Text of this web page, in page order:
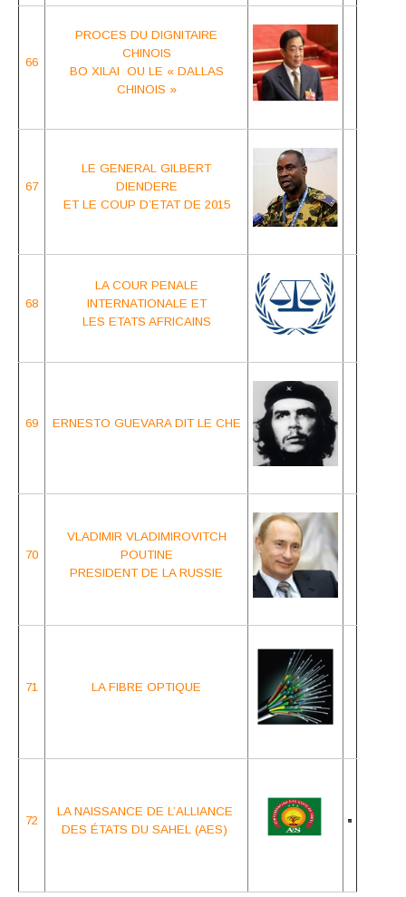
66
PROCES DU DIGNITAIRE
CHINOIS
BO XILAI OU LE « DALLAS
CHINOIS »
67
LE GENERAL GILBERT
DIENDERE
ET LE COUP D’ETAT DE 2015
68
LA COUR PENALE
INTERNATIONALE ET
LES ETATS AFRICAINS
69 ERNESTO GUEVARA DIT LE CHE
70
VLADIMIR VLADIMIROVITCH
POUTINE
PRESIDENT DE LA RUSSIE
71 LA FIBRE OPTIQUE
72
LA NAISSANCE DE L’ALLIANCE
DES ÉTATS DU SAHEL (AES)